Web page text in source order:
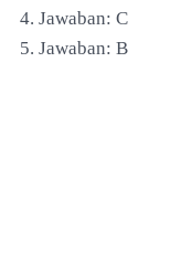
4. Jawaban: C
5. Jawaban: B